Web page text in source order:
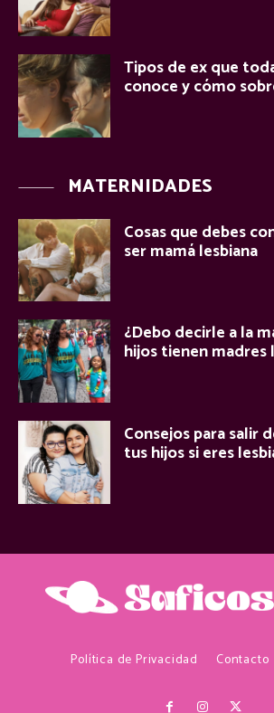
Tipos de ex que
conoce y cómo
MATERNIDADES
Cosas que debes
ser mamá lesbiana
¿Debo decirle a la
hijos tienen madres
Consejos para salir
tus hijos si eres
Política de Privacidad Contacto